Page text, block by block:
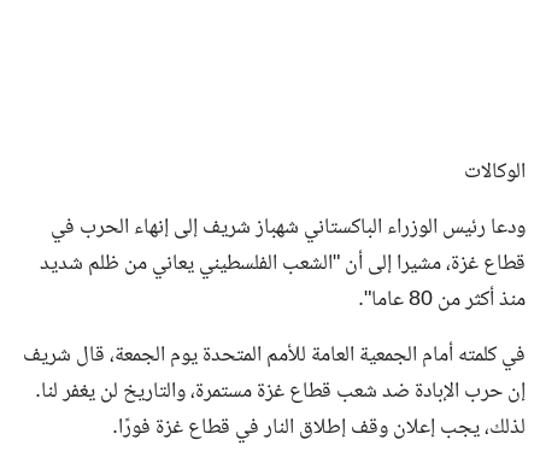
الوكالات
ودعا رئيس الوزراء الباكستاني شهباز شريف إلى إنهاء الحرب في
قطاع غزة، مشيرا إلى أن "الشعب الفلسطيني يعاني من ظلم شديد
منذ أكثر من 80 عاما".
في كلمته أمام الجمعية العامة للأمم المتحدة يوم الجمعة، قال شريف
إن حرب الإبادة ضد شعب قطاع غزة مستمرة، والتاريخ لن يغفر لنا.
لذلك، يجب إعلان وقف إطلاق النار في قطاع غزة فورًا.